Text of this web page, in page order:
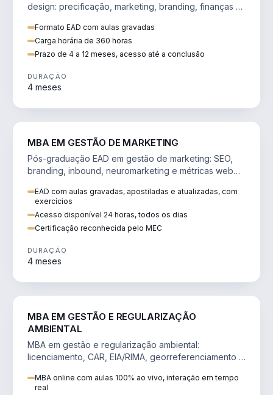
design: precificação, marketing, branding, finanças e
Formato EAD com aulas gravadas
Carga horária de 360 horas
Prazo de 4 a 12 meses, acesso até a conclusão
DURAÇÃO
4 meses
MBA EM GESTÃO DE MARKETING
Pós-graduação EAD em gestão de marketing: SEO,
branding, inbound, neuromarketing e métricas web
EAD com aulas gravadas, apostiladas e atualizadas, com
exercícios
Acesso disponível 24 horas, todos os dias
Certificação reconhecida pelo MEC
DURAÇÃO
4 meses
MBA EM GESTÃO E REGULARIZAÇÃO
AMBIENTAL
MBA em gestão e regularização ambiental:
licenciamento, CAR, EIA/RIMA, georreferenciamento e
MBA online com aulas 100% ao vivo, interação em tempo
real